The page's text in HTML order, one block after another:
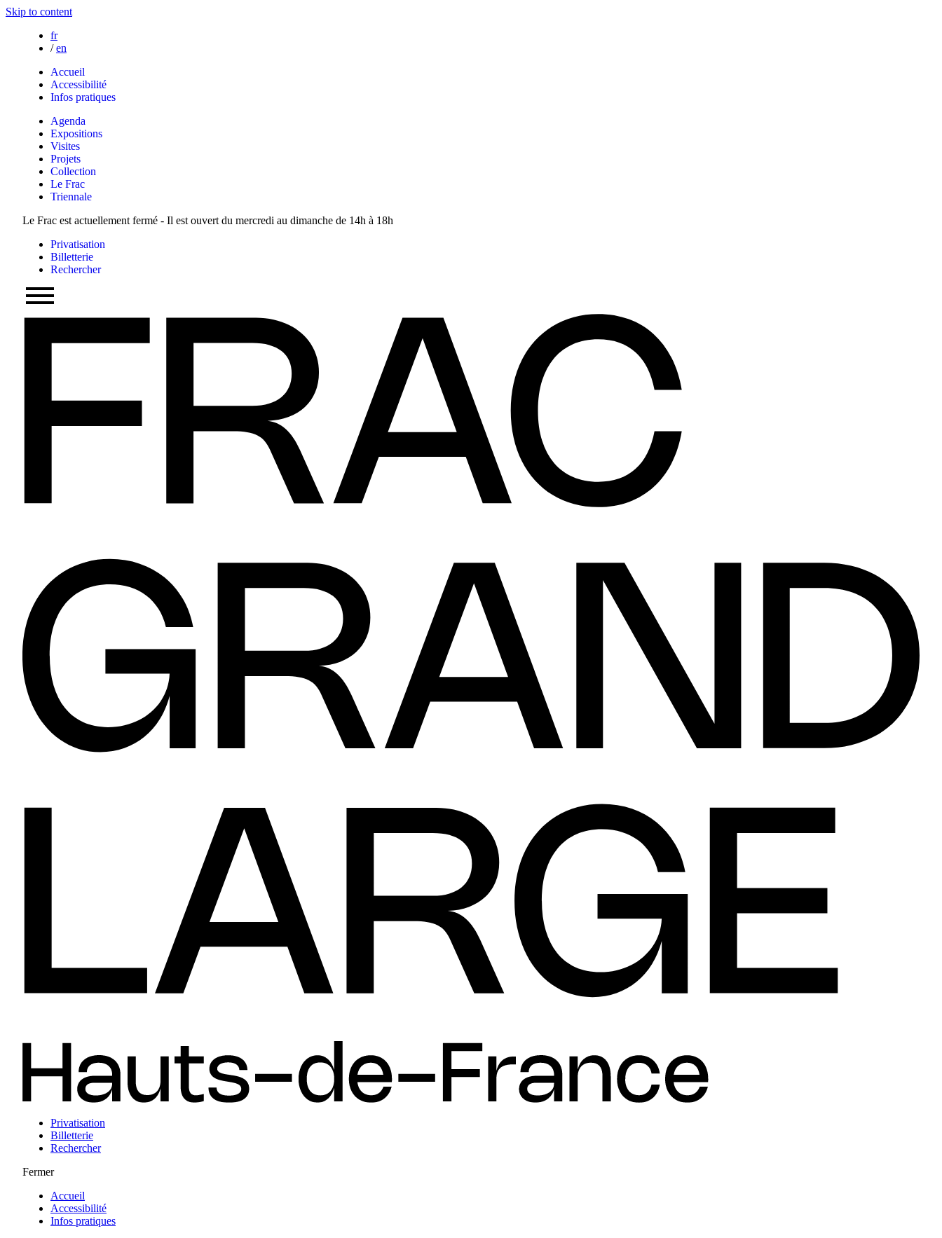
Skip to content
fr
/ en
Accueil
Accessibilité
Infos pratiques
Agenda
Expositions
Visites
Projets
Collection
Le Frac
Triennale
Le Frac est actuellement fermé - Il est ouvert du mercredi au dimanche de 14h à 18h
Privatisation
Billetterie
Rechercher
Privatisation
Billetterie
Rechercher
Fermer
Accueil
Accessibilité
Infos pratiques